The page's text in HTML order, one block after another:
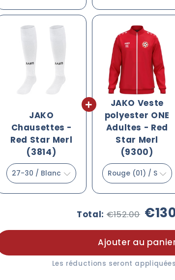
JAKO
Chausettes -
Red Star Merl
(3814)
JAKO Veste
polyester ONE
Adultes - Red
Star Merl
(9300)
Total: Original
price
€152.00
Ajouter au
Les réductions seront